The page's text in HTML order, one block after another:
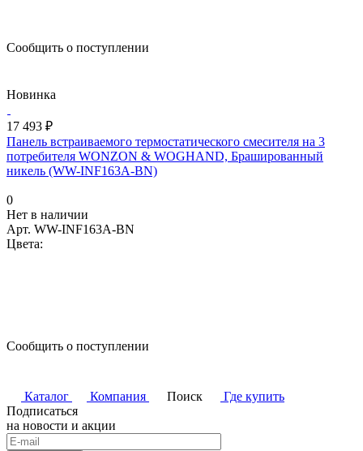
Сообщить о поступлении
Новинка
17 493 ₽
Панель встраиваемого термостатического смесителя на 3
потребителя WONZON & WOGHAND, Брашированный
никель (WW-INF163A-BN)
0
Нет в наличии
Арт. WW-INF163A-BN
Цвета:
Сообщить о поступлении
Каталог Компания Поиск
Где купить
Подписаться
на новости и акции